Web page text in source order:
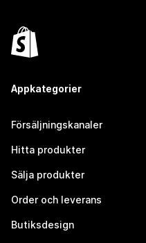
Appkategorier
Försäljningskanaler
Hitta produkter
Sälja produkter
Order och leverans
Butiksdesign